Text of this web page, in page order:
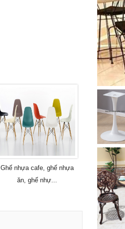
Ghế nhựa cafe, ghế nhựa
ăn, ghế nhự...